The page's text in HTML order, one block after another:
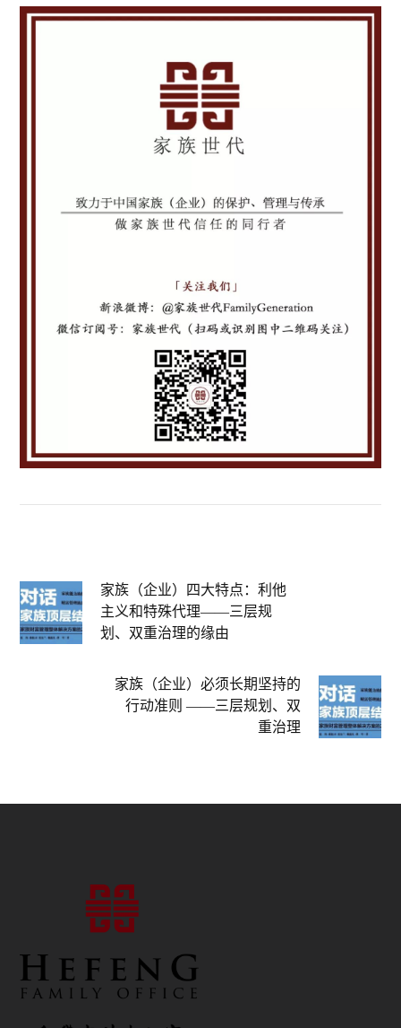
家族（企业）四大特点：利他
主义和特殊代理——三层规
划、双重治理的缘由
家族（企业）必须长期坚持的
行动准则 ——三层规划、双
重治理